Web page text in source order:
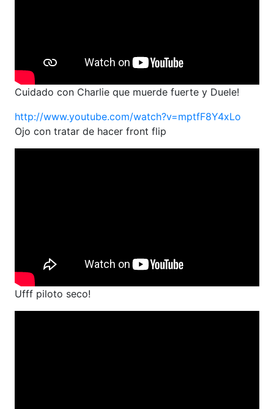
Cuidado con Charlie que muerde fuerte y Duele!
http://www.youtube.com/watch?v=mptfF8Y4xLo
Ojo con tratar de hacer front flip
Ufff piloto seco!